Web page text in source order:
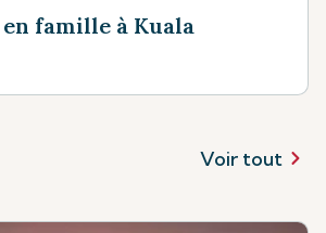
famille à Kuala
Voir tout